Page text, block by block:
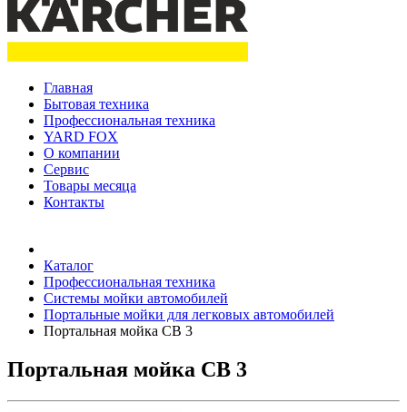
Главная
Бытовая техника
Профессиональная техника
YARD FOX
О компании
Сервис
Товары месяца
Контакты
Каталог
Профессиональная техника
Системы мойки автомобилей
Портальные мойки для легковых автомобилей
Портальная мойка CB 3
Портальная мойка CB 3